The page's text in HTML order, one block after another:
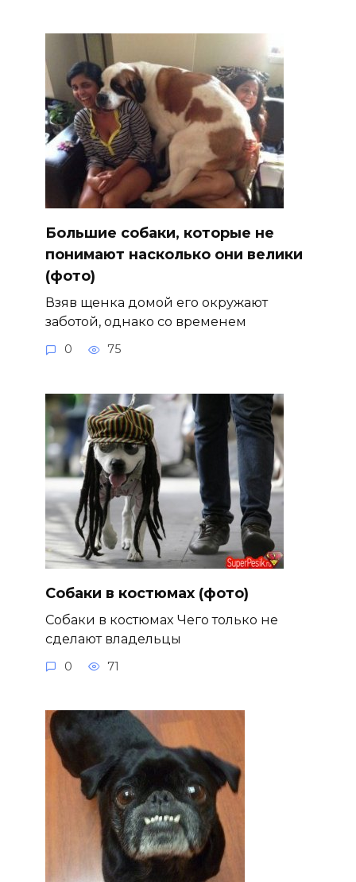
Большие собаки, которые не
понимают насколько они велики
(фото)
Взяв щенка домой его окружают
заботой, однако со временем
0 75
Собаки в костюмах (фото)
Собаки в костюмах Чего только не
сделают владельцы
0 71